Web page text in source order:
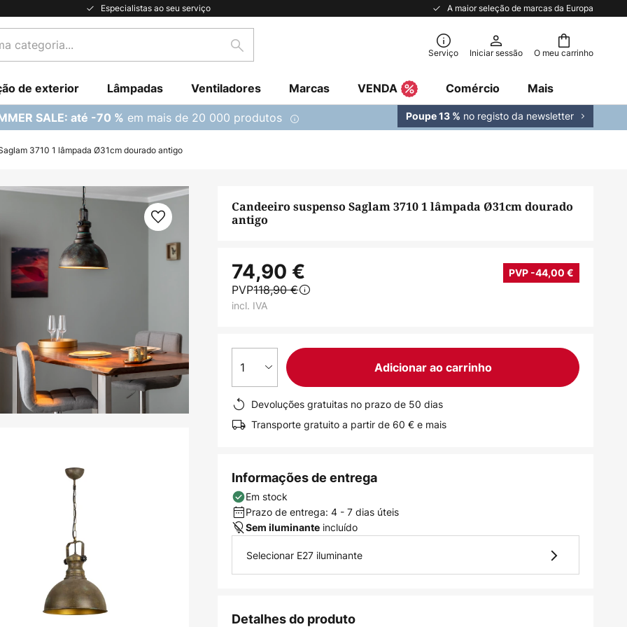
Especialistas ao seu serviço A maior seleção de marcas da Europa
O meu carrinho
Pesquisar Serviço Iniciar sessão
de exterior Lâmpadas Ventiladores Marcas VENDA Comércio Mais
SALE: até -70 % em mais de 20 000 produtos Poupe 13 % no registo da newsletter
3710 1 lâmpada Ø31cm dourado antigo
Candeeiro suspenso Saglam 3710 1 lâmpada Ø31cm dourado
antigo
74,90 € PVP -44,00 €
PVP118,90 €
incl. IVA
1 Adicionar ao carrinho
Devoluções gratuitas no prazo de 50 dias
Transporte gratuito a partir de 60 € e mais
Informações de entrega
Em stock
Prazo de entrega: 4 - 7 dias úteis
Sem iluminante incluído
Selecionar E27 iluminante
Detalhes do produto